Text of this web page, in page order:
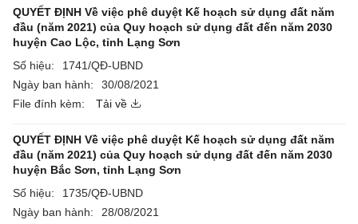
QUYẾT ĐỊNH Về việc phê duyệt Kế hoạch sử dụng đất năm
đầu (năm 2021) của Quy hoạch sử dụng đất đến năm 2030
huyện Cao Lộc, tỉnh Lạng Sơn
Số hiệu:
1741/QĐ-UBND
Ngày ban hành:
30/08/2021
File đính kèm:
Tải về
QUYẾT ĐỊNH Về việc phê duyệt Kế hoạch sử dụng đất năm
đầu (năm 2021) của Quy hoạch sử dụng đất đến năm 2030
huyện Bắc Sơn, tỉnh Lạng Sơn
Số hiệu:
1735/QĐ-UBND
Ngày ban hành:
28/08/2021